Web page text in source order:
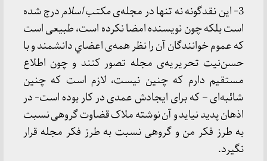
3- این نقدگونه نه تنها در مجله‌ی
مکتب اسلامدرج شده
است بلکه چون نویسنده امضا نکرده است، طبیعی است
که عموم خوانندگان آن را نظر همه‌ی اعضاي دانشمند و با
حسن‌نیت تحریریه‌ی مجله تصور کنند و چون اطلاع
مستقیم دارم که چنین نیست، لازم است که چنین
شائبه‌ای – که برای ایجادش عمدی در کار بوده است- در
اذهان پدید نیاید و آن نوشته ملاک قضاوت گروهی نسبت
به طرز فکر من و گروهی نسبت به طرز فکر مجله قرار
نگیرد.